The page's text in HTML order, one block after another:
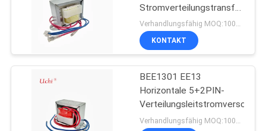
VERBINDUNG
NACHRICHTEN
Flüssigkeitskühlungs-
Platte
279
für
Hochfrequenzleistung
Verhandlungsfähig MOQ:1000 Stück
KONTAKT
BEE1301 EE13
Horizontale 5+2PIN-
Verhandlungsfähig MOQ:1000 Stück